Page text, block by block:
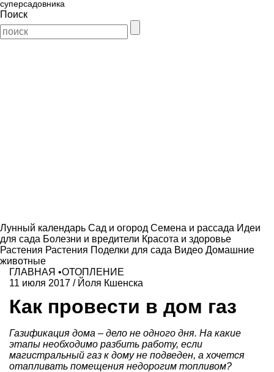
суперсадовника
Поиск
Лунный календарь Сад и огород Семена и рассада Идеи
для сада Болезни и вредители Красота и здоровье
Растения Растения Поделки для сада Видео Домашние
животные
ГЛАВНАЯ •ОТОПЛЕНИЕ
11 июля 2017 / Йоля Кшенска
Как провести в дом газ
Газификация дома – дело не одного дня. На какие
этапы необходимо разбить работу, если
магистральный газ к дому не подведен, а хочется
отапливать помещения недорогим топливом?